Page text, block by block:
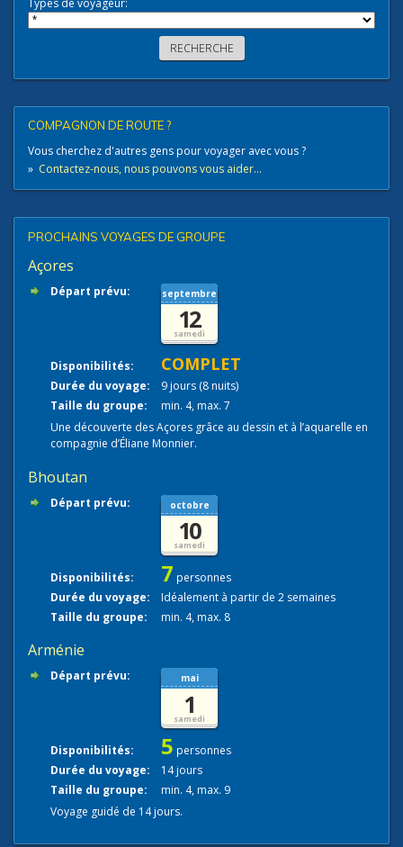
Types de voyageur:
COMPAGNON DE ROUTE ?
Vous cherchez d'autres gens pour voyager avec vous ?
» Contactez-nous, nous pouvons vous aider...
PROCHAINS VOYAGES DE GROUPE
Açores
Départ prévu: septembre
12
samedi
Disponibilités: COMPLET
Durée du voyage:
9 jours (8 nuits)
Taille du groupe:
min. 4, max. 7
Une découverte des Açores grâce au dessin et à l’aquarelle en
compagnie d’Éliane Monnier.
Bhoutan
Départ prévu: octobre
10
samedi
Disponibilités: 7 personnes
Durée du voyage:
Idéalement à partir de 2 semaines
Taille du groupe:
min. 4, max. 8
Arménie
Départ prévu: mai
1
samedi
Disponibilités: 5 personnes
Durée du voyage:
14 jours
Taille du groupe:
min. 4, max. 9
Voyage guidé de 14 jours.